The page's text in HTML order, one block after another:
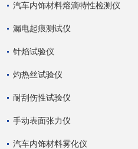
汽车内饰材料熔滴特性检测仪
漏电起痕测试仪
针焰试验仪
灼热丝试验仪
耐刮伤性试验仪
手动表面张力仪
汽车内饰材料雾化仪